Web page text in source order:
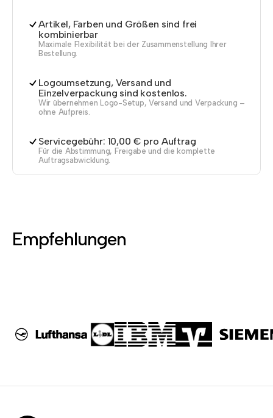
Artikel, Farben und Größen sind frei
kombinierbar
Maximale Flexibilität bei der Zusammenstellung Ihrer
Bestellung.
Logoumsetzung, Versand und
Einzelverpackung sind kostenlos.
Wir übernehmen Logo-Setup, Versand und Verpackung –
ohne Aufpreis.
Servicegebühr: 10,00 € pro Auftrag
Für die Abstimmung, Freigabe und die komplette
Auftragsabwicklung.
Empfehlungen